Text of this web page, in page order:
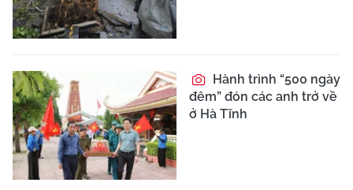
Hành trình “500 ngày
đêm” đón các anh trở về
ở Hà Tĩnh